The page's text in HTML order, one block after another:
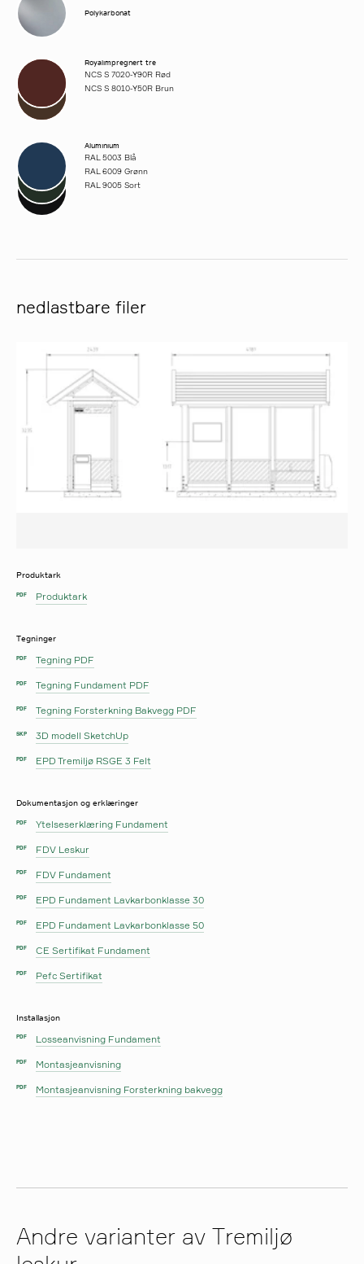
Polykarbonat
Royalimpregnert tre
NCS S 7020-Y90R Rød
NCS S 8010-Y50R Brun
Aluminium
RAL 5003 Blå
RAL 6009 Grønn
RAL 9005 Sort
nedlastbare filer
Produktark
PDF Produktark
Tegninger
PDF Tegning PDF
PDF Tegning Fundament PDF
PDF Tegning Forsterkning Bakvegg PDF
SKP 3D modell SketchUp
PDF EPD Tremiljø RSGE 3 Felt
Dokumentasjon og erklæringer
PDF Ytelseserklæring Fundament
PDF FDV Leskur
PDF FDV Fundament
PDF EPD Fundament Lavkarbonklasse 30
PDF EPD Fundament Lavkarbonklasse 50
PDF CE Sertifikat Fundament
PDF Pefc Sertifikat
Installasjon
PDF Losseanvisning Fundament
PDF Montasjeanvisning
PDF Montasjeanvisning Forsterkning bakvegg
Andre varianter av Tremiljø